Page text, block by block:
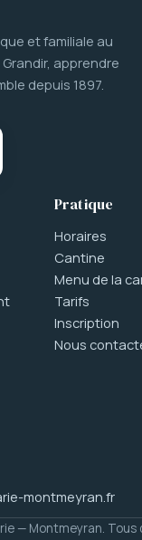
et familiale au
apprendre
depuis 1897.
Pratique
Horaires
Cantine
Menu de la
Tarifs
Inscription
Nous
montmeyran.fr
— Montmeyran. Tous